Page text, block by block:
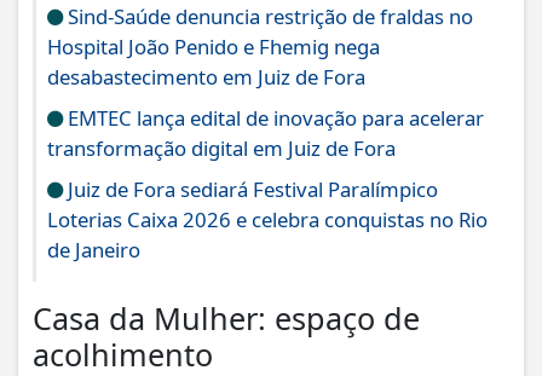
Sind-Saúde denuncia restrição de fraldas no
Hospital João Penido e Fhemig nega
desabastecimento em Juiz de Fora
EMTEC lança edital de inovação para acelerar
transformação digital em Juiz de Fora
Juiz de Fora sediará Festival Paralímpico
Loterias Caixa 2026 e celebra conquistas no Rio
de Janeiro
Casa da Mulher: espaço de
acolhimento